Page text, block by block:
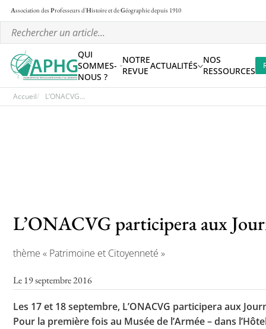
Association desProfesseurs d'Histoire et deGéographiedepuis 1910
QUI
SOMMES-
NOUS ?
NOTRE
REVUE ACTUALITÉS NOS
RESSOURCES
Accueil L’ONACVG...
L’ONACVG participera aux
thème « Patrimoine et Citoyenneté »
Le 19 septembre 2016
Les 17 et 18 septembre, L’ONACVG participera aux
Pour la première fois au Musée de l’Armée – dans